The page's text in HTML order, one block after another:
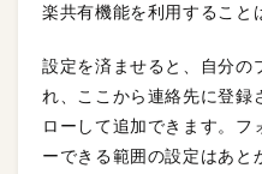
楽共有機能を利用すること
設定を済ませると、自分の
れ、ここから連絡先に登録
ローして追加できます。フ
ーできる範囲の設定はあと